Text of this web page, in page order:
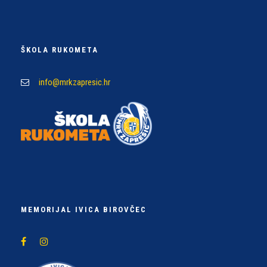
ŠKOLA RUKOMETA
info@mrkzapresic.hr
MEMORIJAL IVICA BIROVČEC